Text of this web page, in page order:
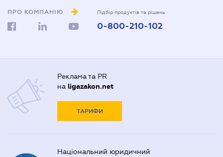
ПРО КОМПАНІЮ Підбір продуктів та рішень
0-800-210-102
Реклама та PR
на ligazakon.net
ТАРИФИ
Національний юридичний